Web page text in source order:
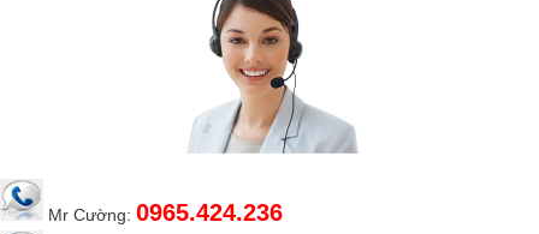
Mr Cường: 0965.424.236